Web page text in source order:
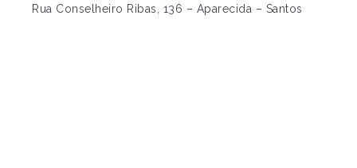
Rua Conselheiro Ribas, 136 – Aparecida – Santos